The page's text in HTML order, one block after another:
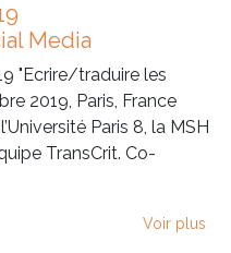
Media
"Ecrire/traduire les
2019, Paris, France
Paris 8, la MSH
TransCrit. Co-
Voir plus